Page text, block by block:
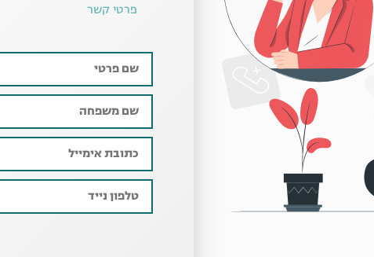
פרטי קשר